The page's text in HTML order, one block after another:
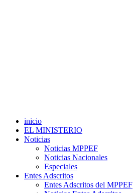
inicio
EL MINISTERIO
Noticias
Noticias MPPEF
Noticias Nacionales
Especiales
Entes Adscritos
Entes Adscritos del MPPEF